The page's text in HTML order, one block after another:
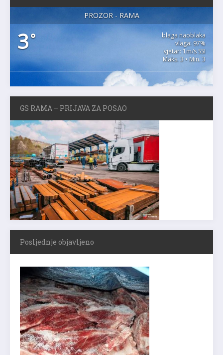
PROZOR - RAMA
3°
blaga naoblaka
vlaga: 97%
vjetar: 1m/s SSI
Maks. 3 • Min. 3
GS RAMA – PRIJAVA ZA POSAO
Posljednje objavljeno